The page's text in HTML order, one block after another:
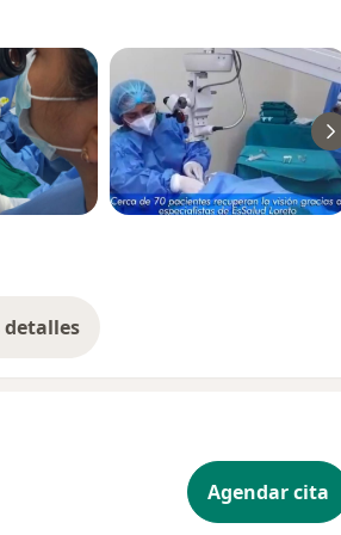
e integral a aquellos que
una visión clara y nítida. Entiendo
y trabajo arduamente para
y mejorando significativamente
mi experiencia y conocimientos en
información valiosa sobre las
la transformación visual y la
con los avances más recientes
y capacitaciones para brindar la
en la región de Loreto, te invito a
la experiencia
Agendar cita